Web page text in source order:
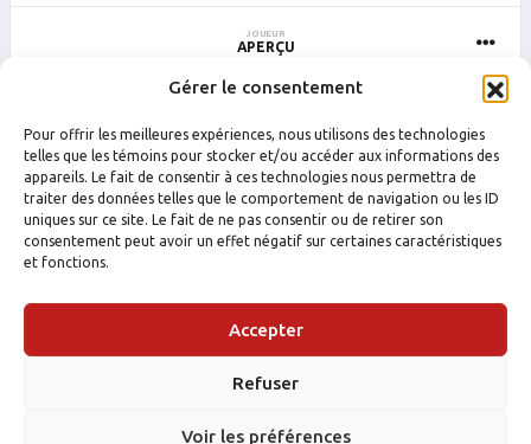
Gérer le consentement
Pour offrir les meilleures expériences, nous utilisons des technologies
telles que les témoins pour stocker et/ou accéder aux informations des
appareils. Le fait de consentir à ces technologies nous permettra de
traiter des données telles que le comportement de navigation ou les ID
uniques sur ce site. Le fait de ne pas consentir ou de retirer son
consentement peut avoir un effet négatif sur certaines caractéristiques
et fonctions.
Accepter
Refuser
Voir les préférences
JOUEUR
APERÇU
5 dernières parties PLUS DE PARTIES
DATE CATÉGORIE ÉQUIPE ADVERSAIRE
3 août 2026 21 h 30
M15-NOIR-4
M15-NOIR-4
M15-Lundi
Drummondville